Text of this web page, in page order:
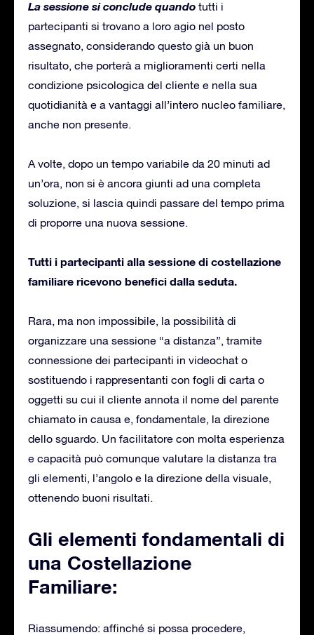
La sessione si conclude quando tutti i
partecipanti si trovano a loro agio nel posto
assegnato, considerando questo già un buon
risultato, che porterà a miglioramenti certi nella
condizione psicologica del cliente e nella sua
quotidianità e a vantaggi all’intero nucleo familiare,
anche non presente.
A volte, dopo un tempo variabile da 20 minuti ad
un’ora, non si è ancora giunti ad una completa
soluzione, si lascia quindi passare del tempo prima
di proporre una nuova sessione.
Tutti i partecipanti alla sessione di costellazione
familiare ricevono benefici dalla seduta.
Rara, ma non impossibile, la possibilità di
organizzare una sessione “a distanza”, tramite
connessione dei partecipanti in videochat o
sostituendo i rappresentanti con fogli di carta o
oggetti su cui il cliente annota il nome del parente
chiamato in causa e, fondamentale, la direzione
dello sguardo. Un facilitatore con molta esperienza
e capacità può comunque valutare la distanza tra
gli elementi, l’angolo e la direzione della visuale,
ottenendo buoni risultati.
Gli elementi fondamentali di
una Costellazione
Familiare:
Riassumendo: affinché si possa procedere,